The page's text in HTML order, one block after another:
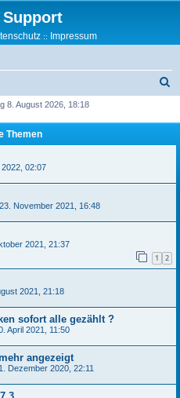
Support
:: Impressum
8. August 2026, 18:18
Themen
02:07
November 2021, 16:48
2021, 21:37
1 2
2021, 21:18
sofort alle gezählt ?
April 2021, 11:50
angezeigt
Dezember 2020, 22:11